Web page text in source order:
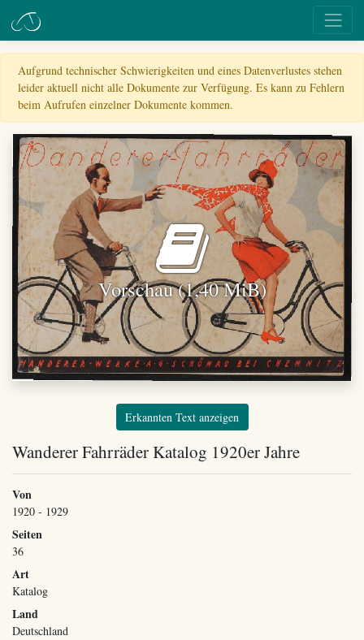
Aufgrund technischer Schwierigkeiten und eines Datenverlustes stehen
leider aktuell nicht alle Dokumente zur Verfügung. Es kann zu Fehlern
beim Aufrufen einzelner Dokumente kommen.
Vorschau (1,40 MiB)
Erkannten Text anzeigen
Wanderer Fahrräder Katalog 1920er Jahre
Von
1920 - 1929
Seiten
36
Art
Katalog
Land
Deutschland